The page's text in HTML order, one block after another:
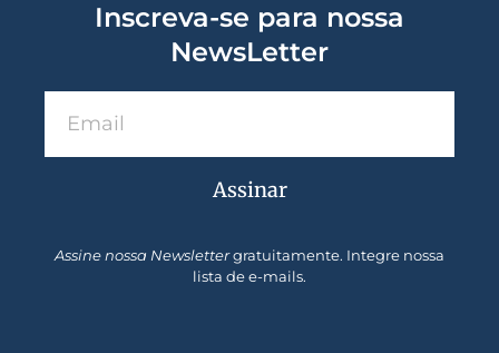
Inscreva-se para nossa
NewsLetter
Assinar
Assine nossa Newslettergratuitamente. Integre nossa
lista de e-mails.